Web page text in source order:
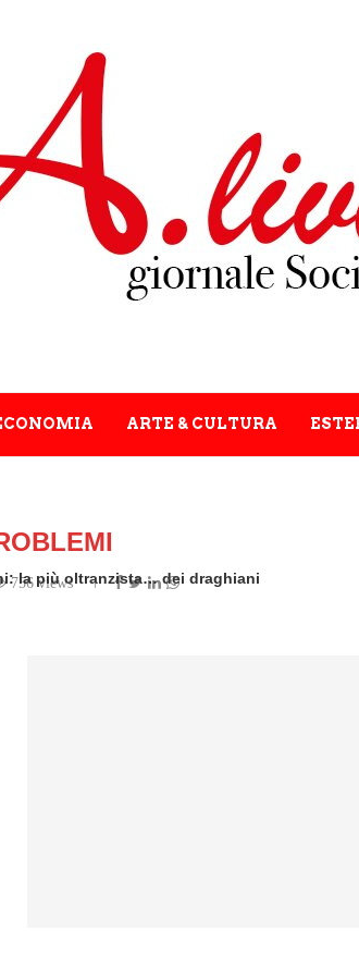
ARTE & CULTURA
la più oltranzista… dei draghiani
756 views